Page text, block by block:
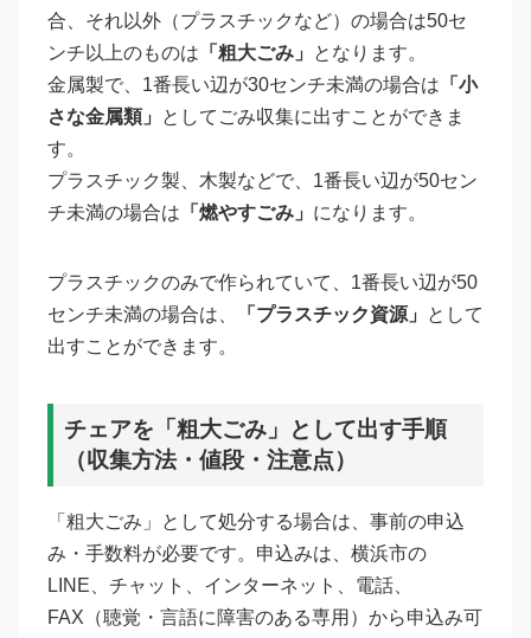
合、それ以外（プラスチックなど）の場合は50セ
ンチ以上のものは 「粗大ごみ」
となります。
金属製で、1番長い辺が30センチ未満の場合は 「小
さな金属類」
としてごみ収集に出すことができま
す。
プラスチック製、木製などで、1番長い辺が50セン
チ未満の場合は 「燃やすごみ」 になります。
プラスチックのみで作られていて、1番長い辺が50
センチ未満の場合は、
「プラスチック資源」
として
出すことができます。
チェアを「粗大ごみ」として出す手順
（収集方法・値段・注意点）
「粗大ごみ」として処分する場合は、事前の申込
み・手数料が必要です。申込みは、横浜市の
LINE、チャット、インターネット、電話、
FAX（聴覚・言語に障害のある専用）から申込み可